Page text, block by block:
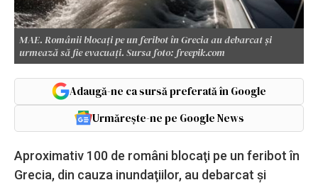
MAE. Românii blocaţi pe un feribot în Grecia au debarcat şi
urmează să fie evacuaţi. Sursa foto: freepik.com
Adaugă-ne ca sursă preferată în Google
Urmărește-ne pe Google News
Aproximativ 100 de români blocaţi pe un feribot în
Grecia, din cauza inundaţiilor, au debarcat şi